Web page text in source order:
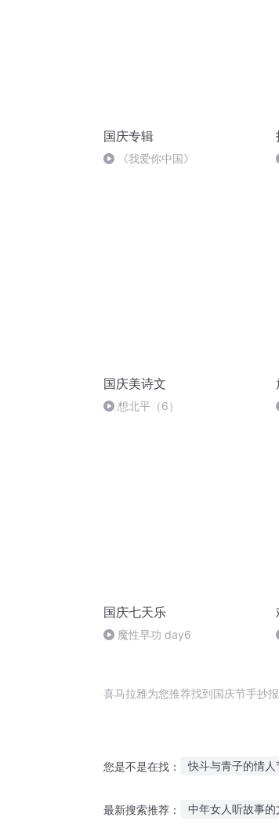
国庆专辑
《我爱你中国》
国庆美诗文
想北平（6）
国庆七天乐
魔性早功 day6
喜马拉雅为您推荐找到国庆节手抄
您是不是在找： 快斗与青子的情人
最新搜索推荐： 中年女人听故事的